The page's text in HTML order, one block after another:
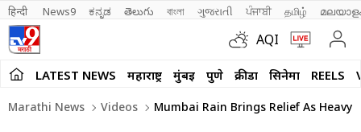
हिन्दी News9 ಕನ್ನಡ తెలుగు বাংলা ગુજરાતી ਪੰਜਾਬੀ தமிழ்
AQI
LATEST NEWS महाराष्ट्र मुंबई पुणे क्रीडा सिनेमा REELS
Marathi News Videos Mumbai Rain Brings Relief As Heavy